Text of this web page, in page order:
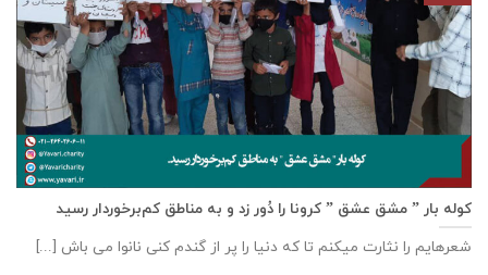
کوله بار ” مشق عشق ” کرونا را دُور زد و به مناطق کم‌برخوردار رسید
شعرهایم را نثارت میکنم تا که دنیا را پر از گندم کنی نانوا می باش [...]